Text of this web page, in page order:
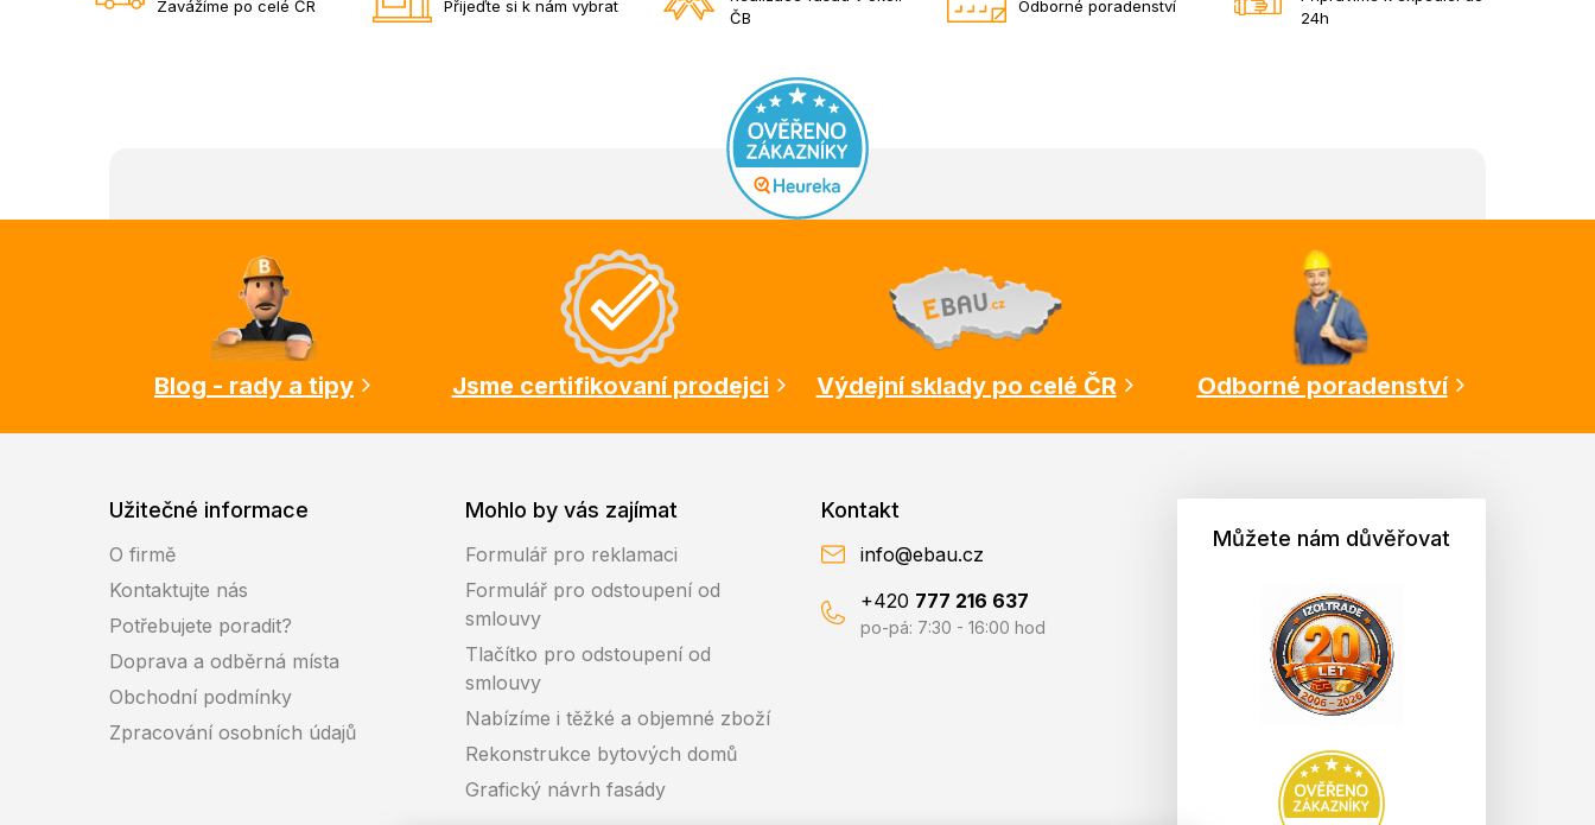
Zavážíme po celé ČR Přijeďte si k nám vybrat
ČB
Odborné poradenství
24h
Blog - rady a tipy
Jsme certifikovaní prodejci Výdejní sklady po celé ČR Odborné poradenství
Užitečné informace
O firmě
Kontaktujte nás
Potřebujete poradit?
Doprava a odběrná místa
Obchodní podmínky
Zpracování osobních údajů
Mohlo by vás zajímat
Formulář pro reklamaci
Formulář pro odstoupení od
smlouvy
Tlačítko pro odstoupení od
smlouvy
Nabízíme i těžké a objemné zboží
Rekonstrukce bytových domů
Grafický návrh fasády
Kontakt
info@ebau.cz
+420 777 216 637
po-pá: 7:30 - 16:00 hod
Můžete nám důvěřovat